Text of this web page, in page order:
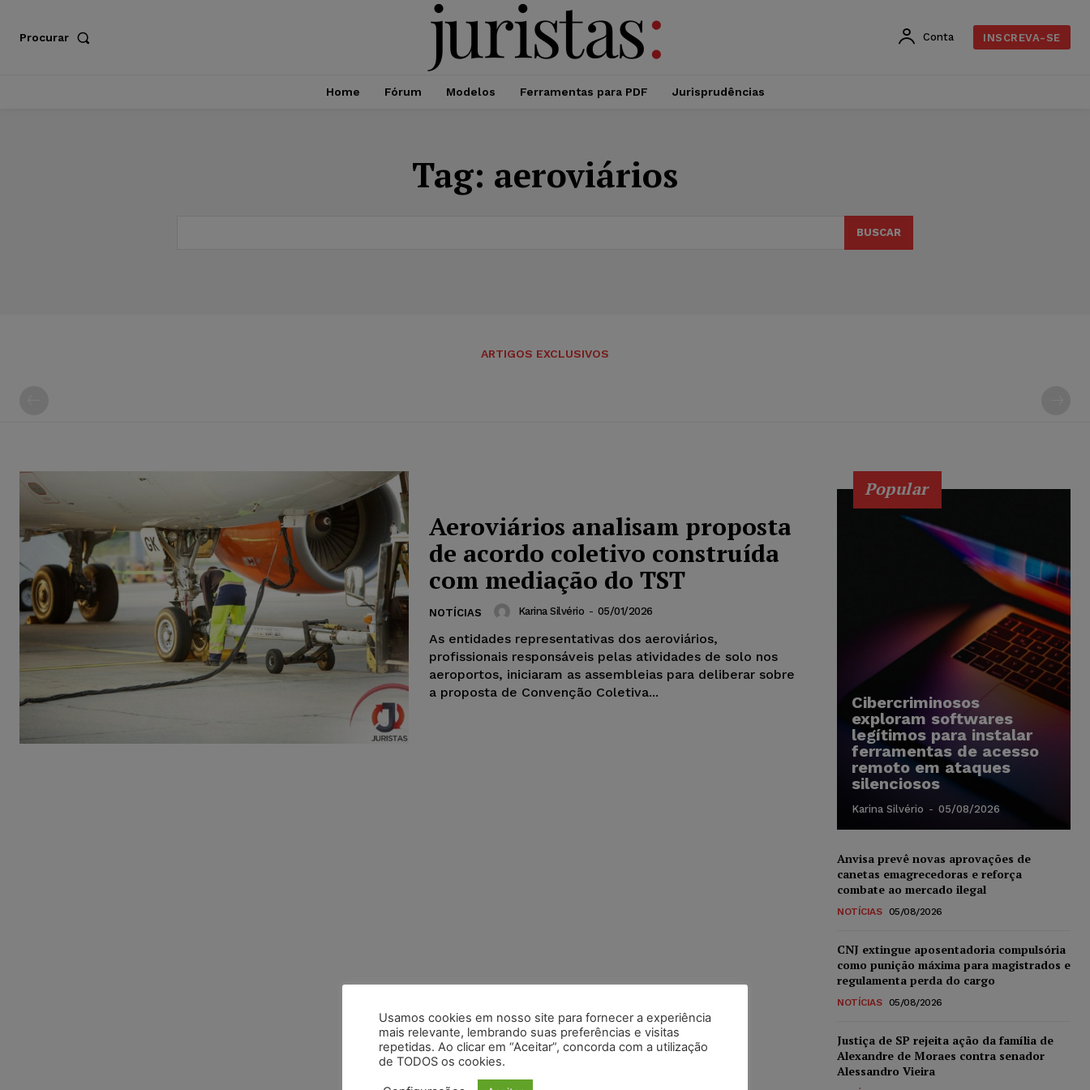
Procurar Conta INSCREVA-SE
Home Fórum Modelos Ferramentas para PDF Jurisprudências
Tag: aeroviários
BUSCAR
ARTIGOS EXCLUSIVOS
Aeroviários analisam proposta
de acordo coletivo construída
com mediação do TST
NOTÍCIAS Karina Silvério - 05/01/2026
As entidades representativas dos aeroviários,
profissionais responsáveis pelas atividades de solo nos
aeroportos, iniciaram as assembleias para deliberar sobre
a proposta de Convenção Coletiva...
Popular
Cibercriminosos
exploram softwares
legítimos para instalar
ferramentas de acesso
remoto em ataques
silenciosos
Karina Silvério - 05/08/2026
Anvisa prevê novas aprovações de
canetas emagrecedoras e reforça
combate ao mercado ilegal
NOTÍCIAS 05/08/2026
CNJ extingue aposentadoria compulsória
como punição máxima para magistrados e
regulamenta perda do cargo
NOTÍCIAS 05/08/2026
Justiça de SP rejeita ação da família de
Alexandre de Moraes contra senador
Alessandro Vieira
Usamos cookies em nosso site para fornecer a experiência
mais relevante, lembrando suas preferências e visitas
repetidas. Ao clicar em “Aceitar”, concorda com a utilização
de TODOS os cookies.